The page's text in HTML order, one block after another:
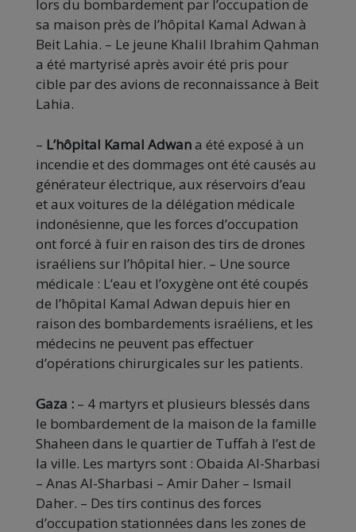
lors du bombardement par l’occupation de
sa maison près de l’hôpital Kamal Adwan à
Beit Lahia. – Le jeune Khalil Ibrahim Qahman
a été martyrisé après avoir été pris pour
cible par des avions de reconnaissance à Beit
Lahia.
– L’hôpital Kamal Adwana été exposé à un
incendie et des dommages ont été causés au
générateur électrique, aux réservoirs d’eau
et aux voitures de la délégation médicale
indonésienne, que les forces d’occupation
ont forcé à fuir en raison des tirs de drones
israéliens sur l’hôpital hier. – Une source
médicale : L’eau et l’oxygène ont été coupés
de l’hôpital Kamal Adwan depuis hier en
raison des bombardements israéliens, et les
médecins ne peuvent pas effectuer
d’opérations chirurgicales sur les patients.
Gaza : – 4 martyrs et plusieurs blessés dans
le bombardement de la maison de la famille
Shaheen dans le quartier de Tuffah à l’est de
la ville. Les martyrs sont : Obaida Al-Sharbasi
– Anas Al-Sharbasi – Amir Daher – Ismail
Daher. – Des tirs continus des forces
d’occupation stationnées dans les zones de